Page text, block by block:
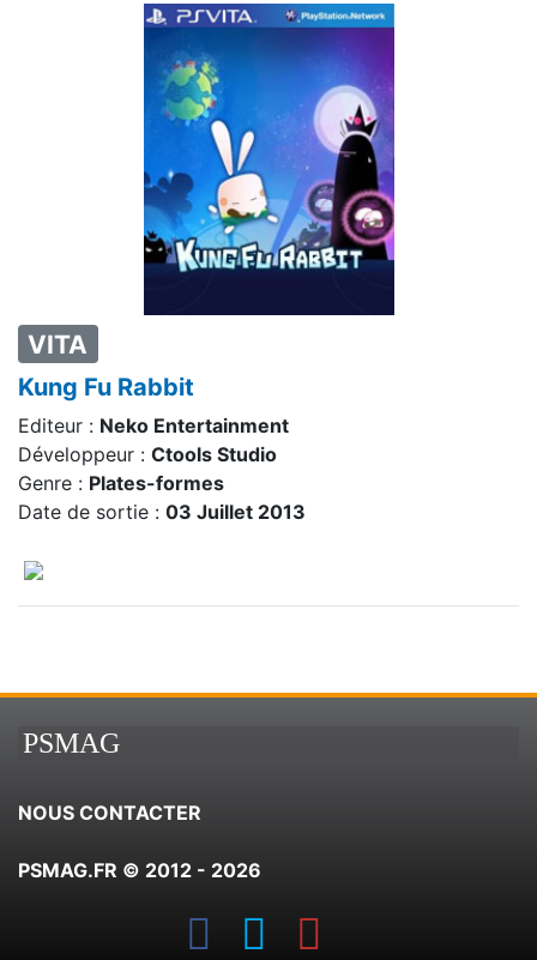
VITA
Kung Fu Rabbit
Editeur : Neko Entertainment
Développeur : Ctools Studio
Genre : Plates-formes
Date de sortie : 03 Juillet 2013
PSMAG
NOUS CONTACTER
PSMAG.FR © 2012 - 2026